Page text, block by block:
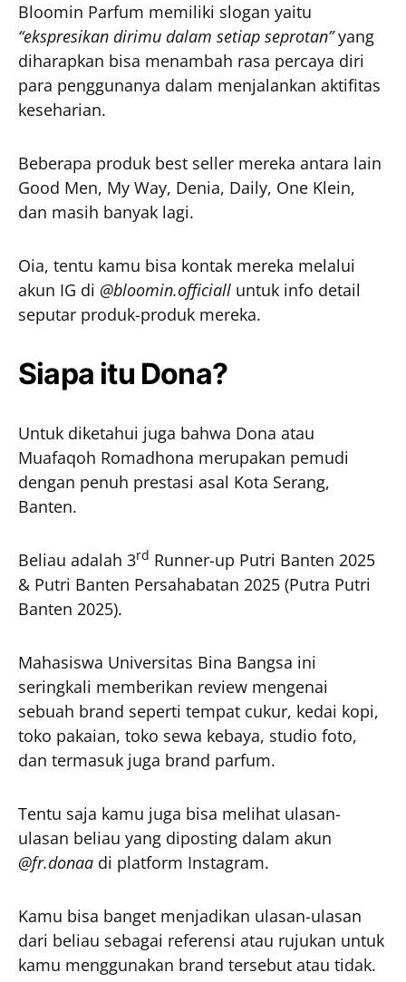
Bloomin Parfum memiliki slogan yaitu
“ekspresikan dirimu dalam setiap seprotan”yang
diharapkan bisa menambah rasa percaya diri
para penggunanya dalam menjalankan aktifitas
keseharian.
Beberapa produk best seller mereka antara lain
Good Men, My Way, Denia, Daily, One Klein,
dan masih banyak lagi.
Oia, tentu kamu bisa kontak mereka melalui
akun IG di @bloomin.officiall untuk info detail
seputar produk-produk mereka.
Siapa itu Dona?
Untuk diketahui juga bahwa Dona atau
Muafaqoh Romadhona merupakan pemudi
dengan penuh prestasi asal Kota Serang,
Banten.
Beliau adalah 3rd Runner-up Putri Banten 2025
& Putri Banten Persahabatan 2025 (Putra Putri
Banten 2025).
Mahasiswa Universitas Bina Bangsa ini
seringkali memberikan review mengenai
sebuah brand seperti tempat cukur, kedai kopi,
toko pakaian, toko sewa kebaya, studio foto,
dan termasuk juga brand parfum.
Tentu saja kamu juga bisa melihat ulasan-
ulasan beliau yang diposting dalam akun
@fr.donaa di platform Instagram.
Kamu bisa banget menjadikan ulasan-ulasan
dari beliau sebagai referensi atau rujukan untuk
kamu menggunakan brand tersebut atau tidak.